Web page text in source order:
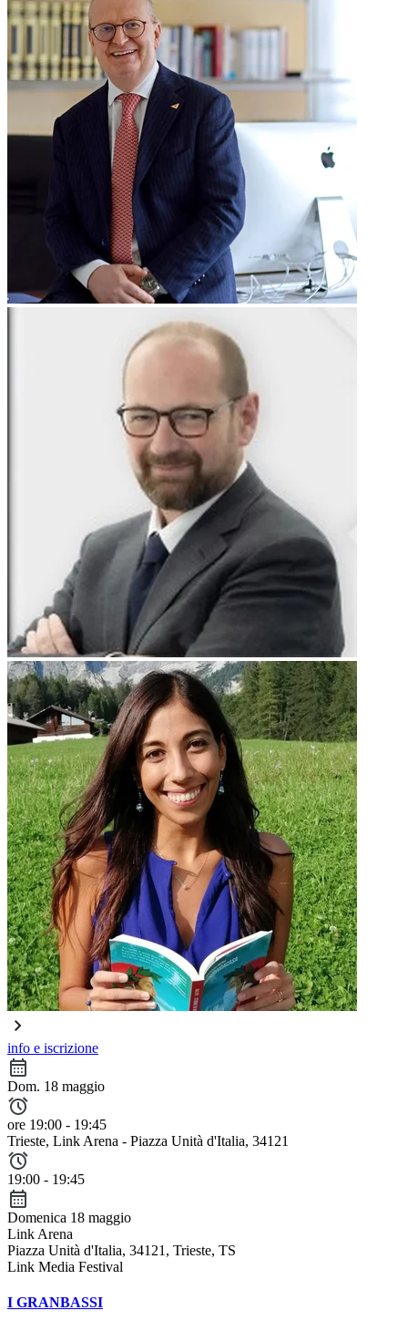
info e iscrizione
Dom. 18 maggio
ore 19:00 - 19:45
Trieste, Link Arena - Piazza Unità d'Italia, 34121
19:00 - 19:45
Domenica 18 maggio
Link Arena
Piazza Unità d'Italia, 34121, Trieste, TS
Link Media Festival
I GRANBASSI